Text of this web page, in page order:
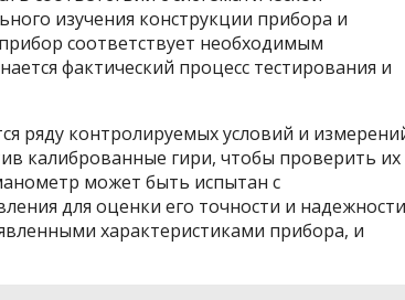
изучения конструкции прибора и
соответствует необходимым
фактический процесс тестирования и
ряду контролируемых условий и
калиброванные гири, чтобы проверить их
может быть испытан с
для оценки его точности и
характеристиками прибора, и